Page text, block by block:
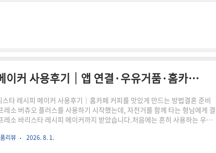
네스프레소 바리스타 레시피 메이커 사용후기｜앱 연결·우유거품·홈카페 레시피 13가지
타 레시피 메이커 사용후기｜홈카페 커피를 맛있게 만드는 방법결혼 준비
레소 버츄오 플러스를 사용하기 시작했는데, 자전거를 함께 타는 형님에게 결
레소 바리스타 레시피 메이커까지 받았습니다.처음에는 흔히 사용하는 우유
는 제품이 아니라, 뜨거운 라떼부터 아이스 니트로와 샤케라또까지 다양한 음
리뷰 2026. 8. 1.